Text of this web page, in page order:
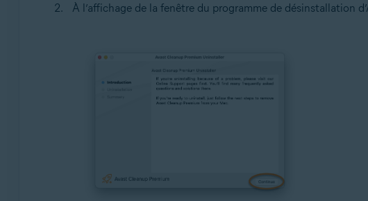
À l’affichage de la fenêtre du programme de désinstallation